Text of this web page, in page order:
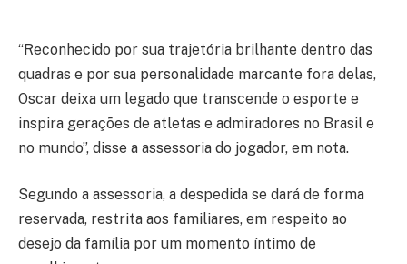
“Reconhecido por sua trajetória brilhante dentro das
quadras e por sua personalidade marcante fora delas,
Oscar deixa um legado que transcende o esporte e
inspira gerações de atletas e admiradores no Brasil e
no mundo”, disse a assessoria do jogador, em nota.
Segundo a assessoria, a despedida se dará de forma
reservada, restrita aos familiares, em respeito ao
desejo da família por um momento íntimo de